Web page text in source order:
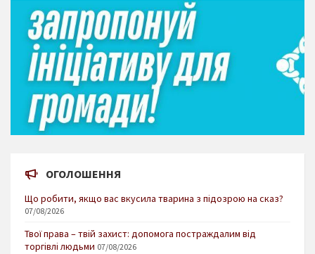
ОГОЛОШЕННЯ
Що робити, якщо вас вкусила тварина з підозрою на сказ?
07/08/2026
Твої права – твій захист: допомога постраждалим від
торгівлі людьми 07/08/2026